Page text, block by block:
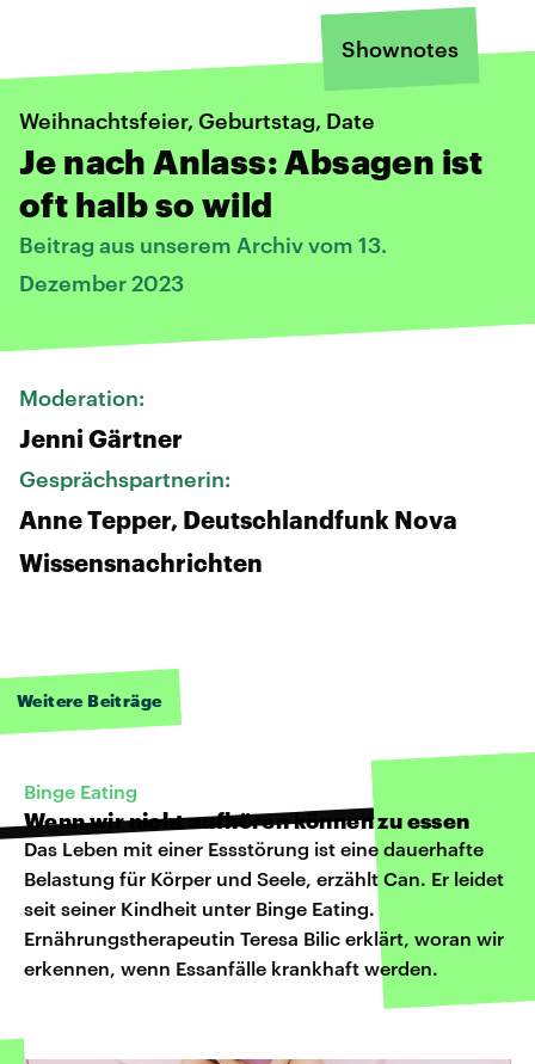
Shownotes
Weihnachtsfeier, Geburtstag, Date
Je nach Anlass: Absagen ist
oft halb so wild
Beitrag aus unserem Archiv vom 13.
Dezember 2023
Moderation:
Jenni Gärtner
Gesprächspartnerin:
Anne Tepper, Deutschlandfunk Nova
Wissensnachrichten
Weitere Beiträge
Binge Eating
Wenn wir nicht aufhören können zu essen
Das Leben mit einer Essstörung ist eine dauerhafte
Belastung für Körper und Seele, erzählt Can. Er leidet
seit seiner Kindheit unter Binge Eating.
Ernährungstherapeutin Teresa Bilic erklärt, woran wir
erkennen, wenn Essanfälle krankhaft werden.